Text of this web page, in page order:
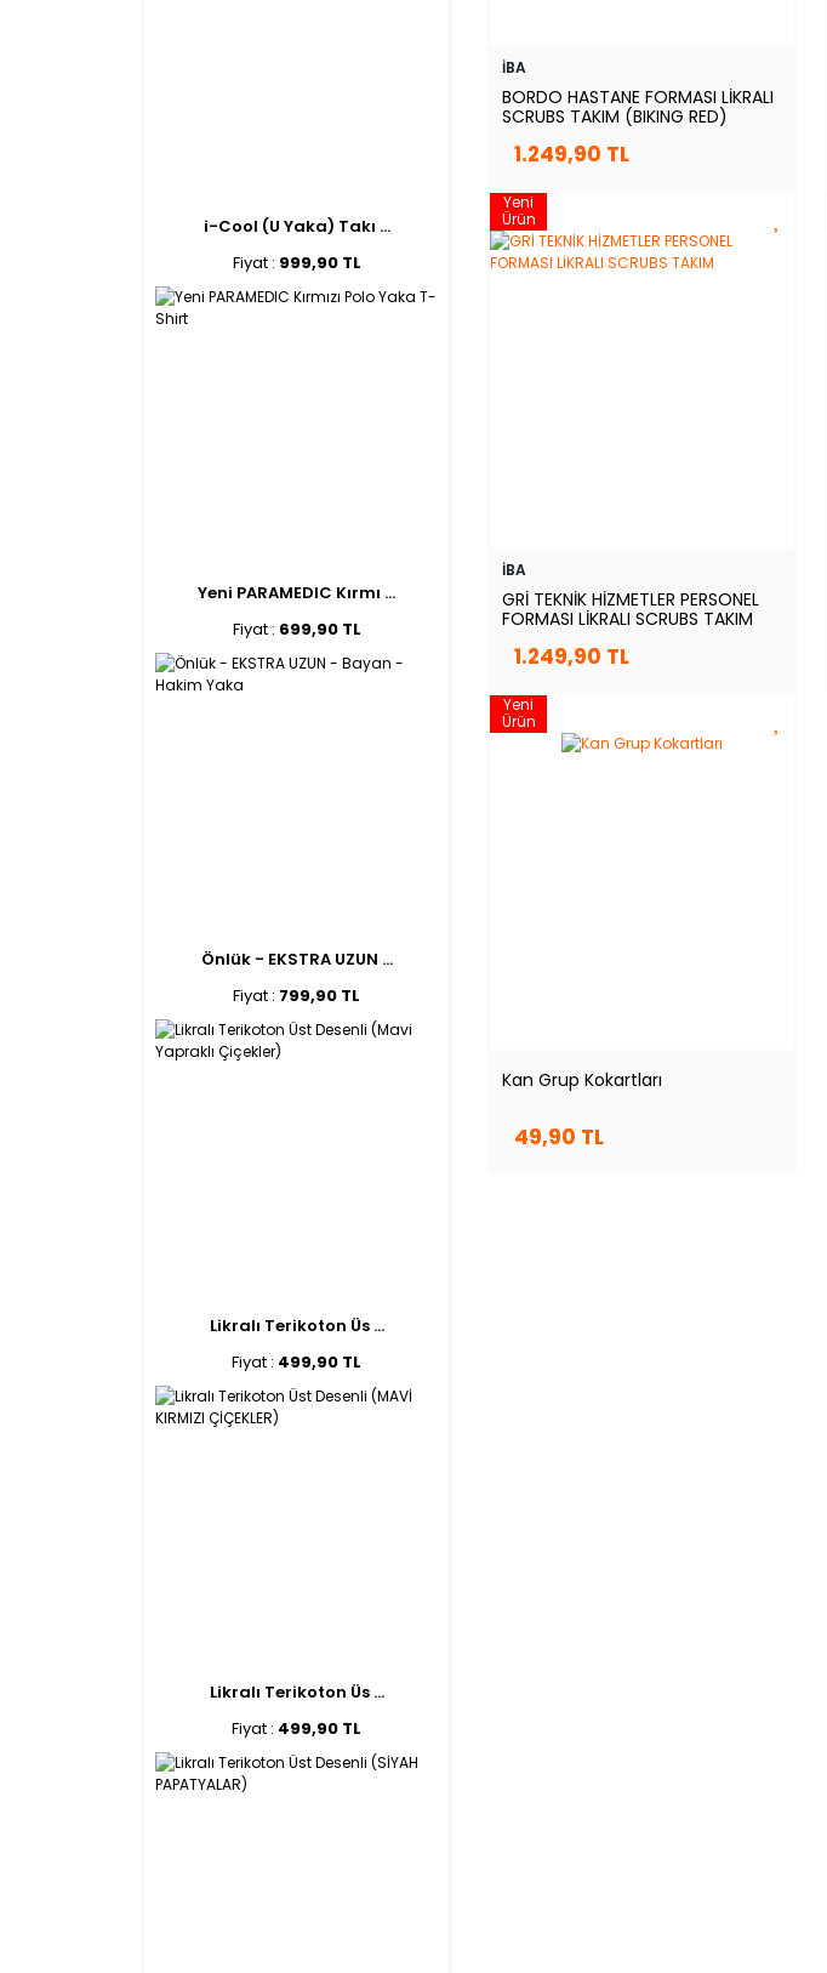
i-Cool (U Yaka) Takı ...
Fiyat : 999,90 TL
Yeni PARAMEDIC Kırmı ...
Fiyat : 699,90 TL
Önlük - EKSTRA UZUN ...
Fiyat : 799,90 TL
Likralı Terikoton Üs ...
Fiyat : 499,90 TL
Likralı Terikoton Üs ...
Fiyat : 499,90 TL
İBA
BORDO HASTANE FORMASI LİKRALI
SCRUBS TAKIM (BIKING RED)
1.249,90 TL
Yeni
Ürün
İBA
GRİ TEKNİK HİZMETLER PERSONEL
FORMASI LİKRALI SCRUBS TAKIM
1.249,90 TL
Yeni
Ürün
Kan Grup Kokartları
49,90 TL